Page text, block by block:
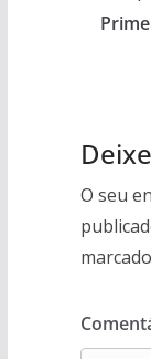
O seu